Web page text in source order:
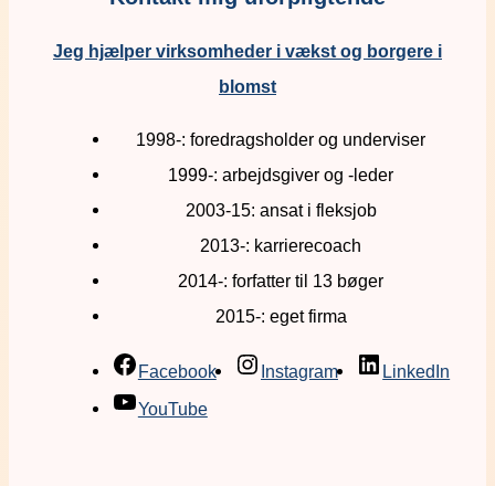
Jeg hjælper virksomheder i vækst og borgere i
blomst
1998-: foredragsholder og underviser
1999-: arbejdsgiver og -leder
2003-15: ansat i fleksjob
2013-: karrierecoach
2014-: forfatter til 13 bøger
2015-: eget firma
Facebook Instagram
LinkedIn
YouTube